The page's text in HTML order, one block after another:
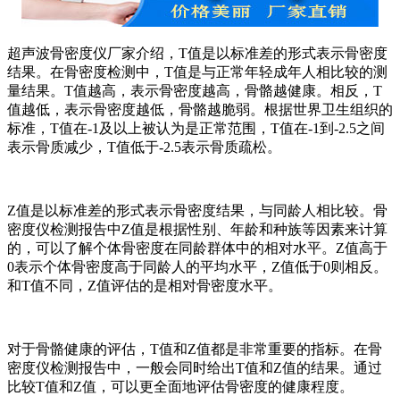
超声波骨密度仪厂家介绍，T值是以标准差的形式表示骨密度
结果。在骨密度检测中，T值是与正常年轻成年人相比较的测
量结果。T值越高，表示骨密度越高，骨骼越健康。相反，T
值越低，表示骨密度越低，骨骼越脆弱。根据世界卫生组织的
标准，T值在-1及以上被认为是正常范围，T值在-1到-2.5之间
表示骨质减少，T值低于-2.5表示骨质疏松。
Z值是以标准差的形式表示骨密度结果，与同龄人相比较。骨
密度仪检测报告中Z值是根据性别、年龄和种族等因素来计算
的，可以了解个体骨密度在同龄群体中的相对水平。Z值高于
0表示个体骨密度高于同龄人的平均水平，Z值低于0则相反。
和T值不同，Z值评估的是相对骨密度水平。
对于骨骼健康的评估，T值和Z值都是非常重要的指标。在骨
密度仪检测报告中，一般会同时给出T值和Z值的结果。通过
比较T值和Z值，可以更全面地评估骨密度的健康程度。